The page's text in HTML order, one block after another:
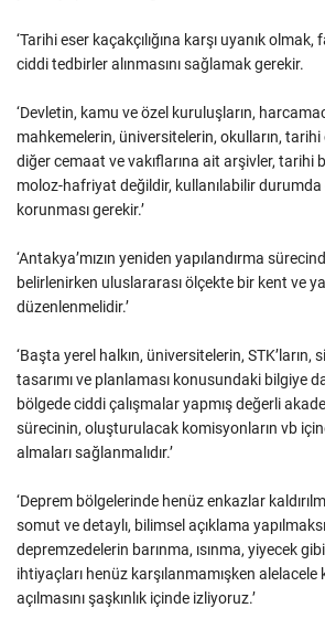
‘Tarihi eser kaçakçılığına karşı uyanık
ciddi tedbirler alınmasını sağlamak gerekir.
‘Devletin, kamu ve özel kuruluşların,
mahkemelerin, üniversitelerin, okulların,
diğer cemaat ve vakıflarına ait arşivler, tarihi
moloz-hafriyat değildir, kullanılabilir
korunması gerekir.’
‘Antakya’mızın yeniden yapılandırma
belirlenirken uluslararası ölçekte bir kent ve
düzenlenmelidir.’
‘Başta yerel halkın, üniversitelerin,
tasarımı ve planlaması konusundaki bilgiye
bölgede ciddi çalışmalar yapmış değerli
sürecinin, oluşturulacak komisyonların vb
almaları sağlanmalıdır.’
‘Deprem bölgelerinde henüz enkazlar
somut ve detaylı, bilimsel açıklama
depremzedelerin barınma, ısınma, yiyecek
ihtiyaçları henüz karşılanmamışken
açılmasını şaşkınlık içinde izliyoruz.’